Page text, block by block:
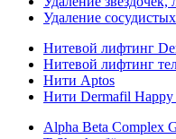
Удаление
Нитевой лифтинг
Нитевой лифтинг
Нити Aptos
Нити Dermafil
Alpha Beta Complex